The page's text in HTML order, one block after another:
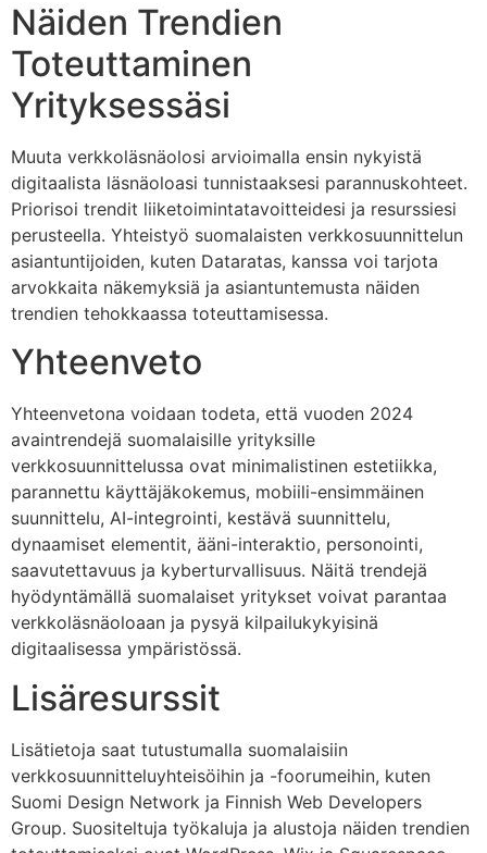
Näiden Trendien
Toteuttaminen
Yrityksessäsi
Muuta verkkoläsnäolosi arvioimalla ensin nykyistä
digitaalista läsnäoloasi tunnistaaksesi parannuskohteet.
Priorisoi trendit liiketoimintatavoitteidesi ja resurssiesi
perusteella. Yhteistyö suomalaisten verkkosuunnittelun
asiantuntijoiden, kuten Dataratas, kanssa voi tarjota
arvokkaita näkemyksiä ja asiantuntemusta näiden
trendien tehokkaassa toteuttamisessa.
Yhteenveto
Yhteenvetona voidaan todeta, että vuoden 2024
avaintrendejä suomalaisille yrityksille
verkkosuunnittelussa ovat minimalistinen estetiikka,
parannettu käyttäjäkokemus, mobiili-ensimmäinen
suunnittelu, AI-integrointi, kestävä suunnittelu,
dynaamiset elementit, ääni-interaktio, personointi,
saavutettavuus ja kyberturvallisuus. Näitä trendejä
hyödyntämällä suomalaiset yritykset voivat parantaa
verkkoläsnäoloaan ja pysyä kilpailukykyisinä
digitaalisessa ympäristössä.
Lisäresurssit
Lisätietoja saat tutustumalla suomalaisiin
verkkosuunnitteluyhteisöihin ja -foorumeihin, kuten
Suomi Design Network ja Finnish Web Developers
Group. Suositeltuja työkaluja ja alustoja näiden trendien